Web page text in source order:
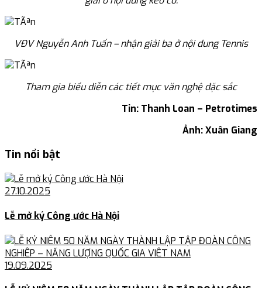
VĐV Nguyễn Anh Tuấn – nhận giải ba ở nội dung Tennis
Tham gia biểu diễn các tiết mục văn nghệ đặc sắc
Tin: Thanh Loan – Petrotimes
Ảnh: Xuân Giang
Tin nổi bật
27.10.2025
Lễ mở ký Công ước Hà Nội
19.09.2025